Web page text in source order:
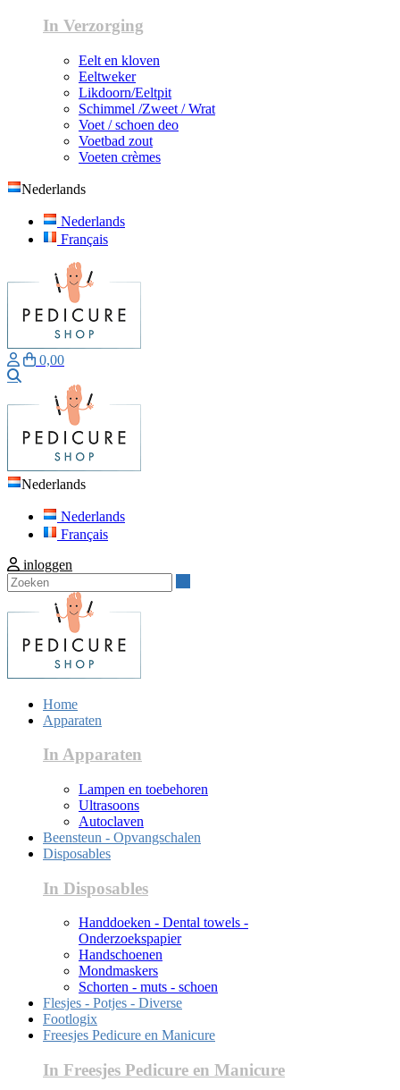
In Verzorging
Eelt en kloven
Eeltweker
Likdoorn/Eeltpit
Schimmel /Zweet / Wrat
Voet / schoen deo
Voetbad zout
Voeten crèmes
Nederlands
Nederlands
Français
0,00
Nederlands
Nederlands
Français
inloggen
Home
Apparaten
In Apparaten
Lampen en toebehoren
Ultrasoons
Autoclaven
Beensteun - Opvangschalen
Disposables
In Disposables
Handdoeken - Dental towels -
Onderzoekspapier
Handschoenen
Mondmaskers
Schorten - muts - schoen
Flesjes - Potjes - Diverse
Footlogix
Freesjes Pedicure en Manicure
In Freesjes Pedicure en Manicure